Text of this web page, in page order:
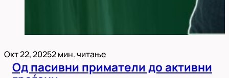
Окт 22, 20252 мин. читање
Од пасивни приматели до активни